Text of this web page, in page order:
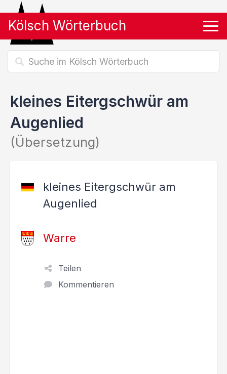
Kölsch Wörterbuch
kleines Eitergschwür am
Augenlied
(Übersetzung)
kleines Eitergschwür am
Augenlied
Warre
Teilen
Kommentieren